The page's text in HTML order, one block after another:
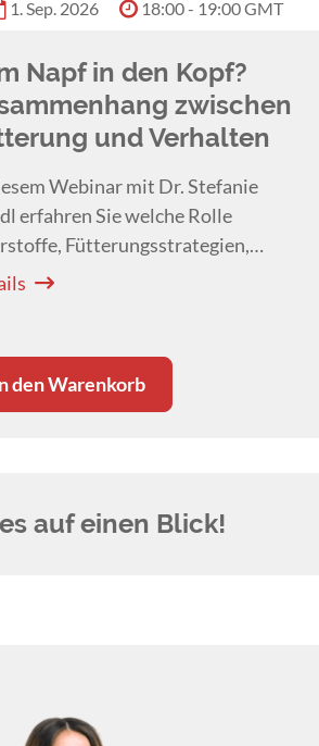
1. Sep. 2026 18:00 - 19:00 GMT
Napf in den Kopf?
zwischen
und Verhalten
Webinar mit Dr. Stefanie
erfahren Sie welche Rolle
Fütterungsstrategien,
und die Darm-Hirn-Achse
den Warenkorb
auf einen Blick!